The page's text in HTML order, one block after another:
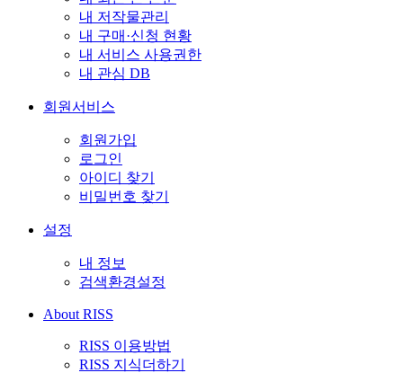
내 저작물관리
내 구매·신청 현황
내 서비스 사용권한
내 관심 DB
회원서비스
회원가입
로그인
아이디 찾기
비밀번호 찾기
설정
내 정보
검색환경설정
About RISS
RISS 이용방법
RISS 지식더하기